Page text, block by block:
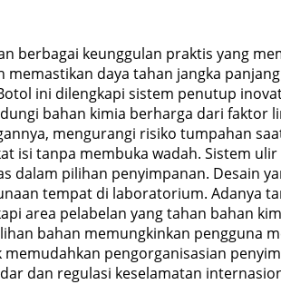
berbagai keunggulan praktis yang
daya tahan jangka
ini dilengkapi sistem penutup
bahan kimia berharga dari
mengurangi risiko tumpahan
isi tanpa membuka wadah. Sistem
dalam pilihan penyimpanan. Desain
tempat di laboratorium. Adanya
area pelabelan yang tahan bahan
bahan memungkinkan pengguna
pengorganisasian
dan regulasi keselamatan